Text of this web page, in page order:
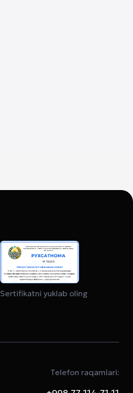
Sertifikatni yuklab oling
Telefon raqamlari: